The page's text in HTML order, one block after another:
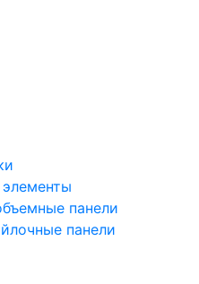
панели
панели